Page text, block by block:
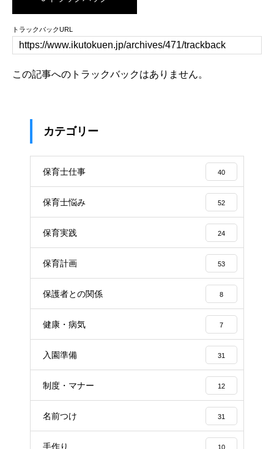
トラックバックURL
この記事へのトラックバックはありません。
カテゴリー
保育士仕事 40
保育士悩み 52
保育実践 24
保育計画 53
保護者との関係 8
健康・病気 7
入園準備 31
制度・マナー 12
名前つけ 31
手作り 10